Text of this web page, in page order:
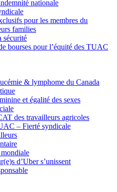
nationale
pour les membres du
families
sécurité
bourses pour l’équité des TUAC
& lymphome du Canada
et égalité des sexes
des travailleurs agricoles
– Fierté syndicale
d’Uber s’unissent